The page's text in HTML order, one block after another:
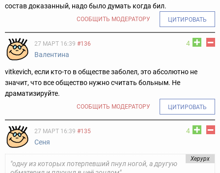
состав доказанный, надо было думать когда бил.
СООБЩИТЬ МОДЕРАТОРУ ЦИТИРОВАТЬ
4
27 МАРТ 16:39 #136
Валентина
vitkevich, если кто-то в обществе заболел, это абсолютно не
значит, что все общество нужно считать больным. Не
драматизируйте.
СООБЩИТЬ МОДЕРАТОРУ ЦИТИРОВАТЬ
4
27 МАРТ 16:39 #135
Сеня
Херурх
"одну из которых потерпевший пнул ногой, а другую